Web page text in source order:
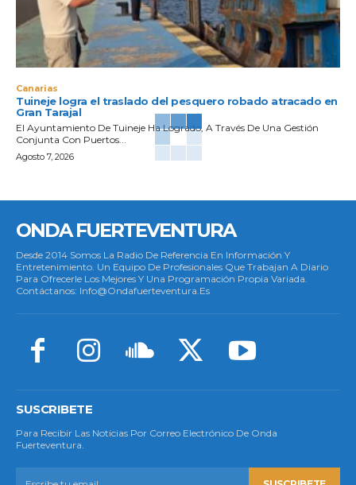
Canarias
Tuineje logra el traslado del pesquero robado atracado en
Gran Tarajal
El Ayuntamiento De Tuineje Ha Logrado, A Través De Una Gestión
Conjunta Con Puertos...
Agosto 7, 2026
ONDA FUERTEVENTURA
Desde 2014 Somos La Radio De Referencia En Información Y
Entretenimiento. Un Equipo De Profesionales Que Trabajan A Diario
Para Ofrecerle Los Mejores Y Una Programación Propia Variada.
Contáctanos: Info@ondafuerteventura.es
SUSCRIBETE
Para Recibir Las Noticias Por Correo Electrónico De Onda
Fuerteventura.